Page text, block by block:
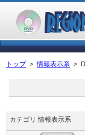
トップ>情報表示系 >
カテゴリ 情報表示系